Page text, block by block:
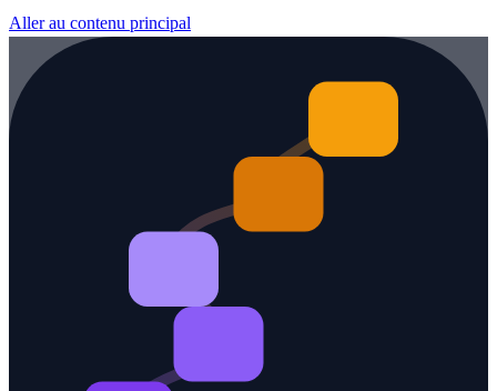
Aller au contenu principal